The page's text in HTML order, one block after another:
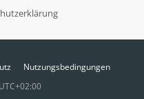
Nutzungsbedingungen
UTC+02:00